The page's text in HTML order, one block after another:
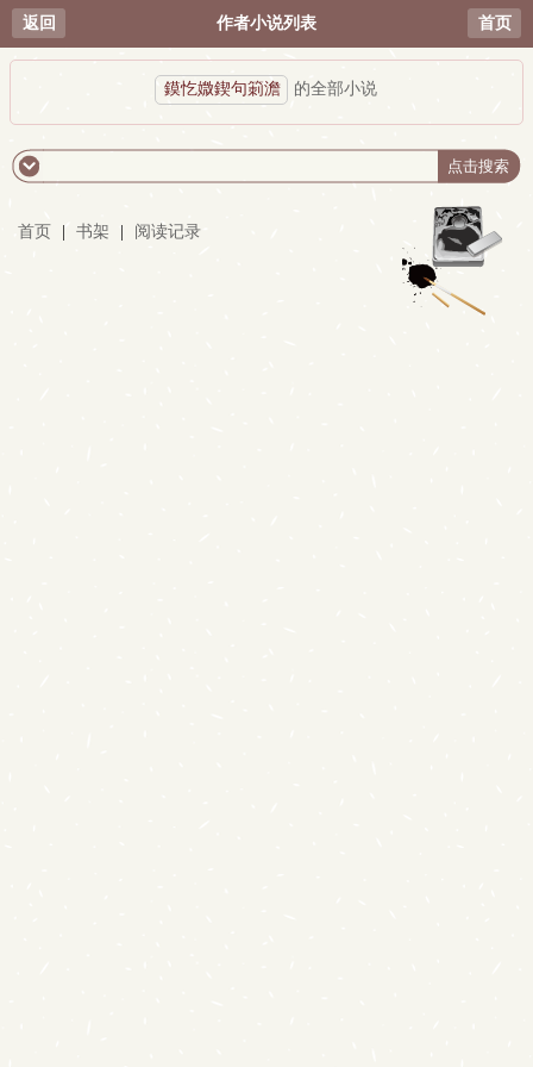
返回 作者小说列表 首页
鏌忔媺鍥句箣澹 的全部小说
首页 书架 阅读记录